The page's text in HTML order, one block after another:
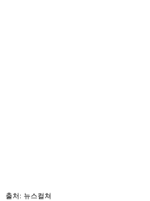
출처: 뉴스컬쳐